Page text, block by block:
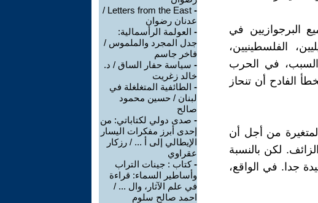
البرجوازيين في
الفلسطينيين،
السبب، في الحرب
الفادح أن تنحاز
من أجل أن
لكن بالنسبة
جدا. في الواقع،
-
Letters from the East /
عدنان رضوان
- العولمة الرأسمالية:
جدل المجرد والملموس /
فاخر جاسم
- سياسة حفار الساق / د.
خالد زغريت
- الطائفية المتغلغلة في
لبنان / حسين محمود
صالح
- صدى دولي لكتاباتي: من
إحدى أبرز مفكرات اليسار
الإيطالي إلى أ ... / رزكار
عقراوي
-كتاب : جينات التراب
وأساطير السماء: قراءة
في علم الآثار، وال ... /
احمد صالح سلوم